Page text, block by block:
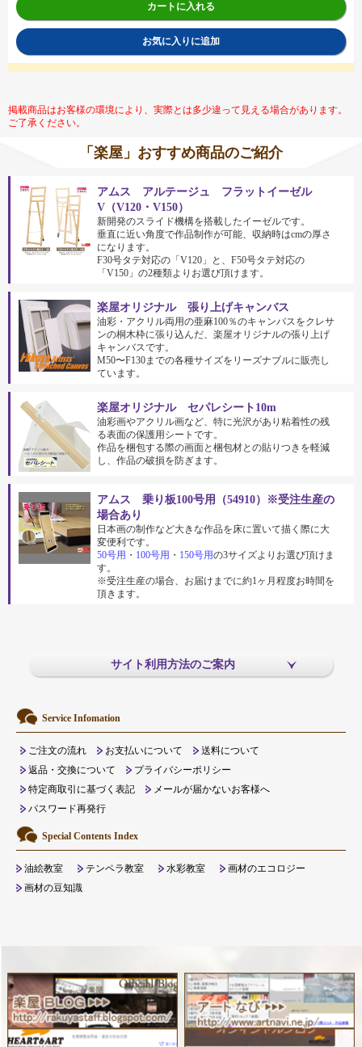
カートに入れる
お気に入りに追加
掲載商品はお客様の環境により、実際とは多少違って見える場合があります。
ご了承ください。
「楽屋」おすすめ商品のご紹介
アムス アルテージュ フラットイーゼル
V（V120・V150）
新開発のスライド機構を搭載したイーゼルです。
垂直に近い角度で作品制作が可能、収納時はcmの厚さ
になります。
F30号タテ対応の「V120」と、F50号タテ対応の
「V150」の2種類よりお選び頂けます。
楽屋オリジナル 張り上げキャンバス
油彩・アクリル両用の亜麻100％のキャンバスをクレサ
ンの桐木枠に張り込んだ、楽屋オリジナルの張り上げ
キャンバスです。
M50〜F130までの各種サイズをリーズナブルに販売し
ています。
楽屋オリジナル セパレシート10m
油彩画やアクリル画など、特に光沢があり粘着性の残
る表面の保護用シートです。
作品を梱包する際の画面と梱包材との貼りつきを軽減
し、作品の破損を防ぎます。
アムス 乗り板100号用（54910）※受注生産の
場合あり
日本画の制作など大きな作品を床に置いて描く際に大
変便利です。
50号用 ・ 100号用 ・ 150号用の3サイズよりお選び頂けま
す。
※受注生産の場合、お届けまでに約1ヶ月程度お時間を
頂きます。
サイト利用方法のご案内
Service Infomation
ご注文の流れ お支払いについて
送料について
返品・交換について
プライバシーポリシー
特定商取引に基づく表記
メールが届かないお客様へ
パスワード再発行
Special Contents Index
油絵教室 テンペラ教室 水彩教室
画材のエコロジー
画材の豆知識